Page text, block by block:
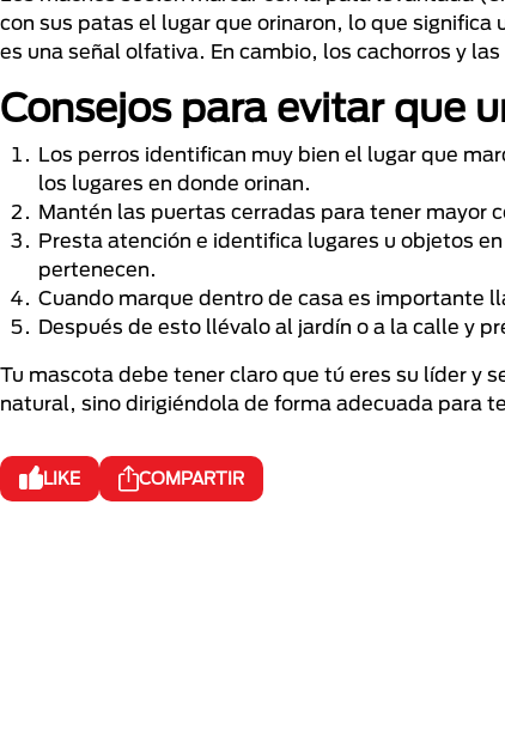
con sus patas el lugar que orinaron, lo que
es una señal olfativa. En cambio, los cachorros y
Consejos para evitar que
Los perros identifican muy bien el lugar que
los lugares en donde orinan.
Mantén las puertas cerradas para tener mayor
Presta atención e identifica lugares u objetos
pertenecen.
Cuando marque dentro de casa es importante
Después de esto llévalo al jardín o a la calle y
Tu mascota debe tener claro que tú eres su líder y
natural, sino dirigiéndola de forma adecuada para
LIKE COMPARTIR